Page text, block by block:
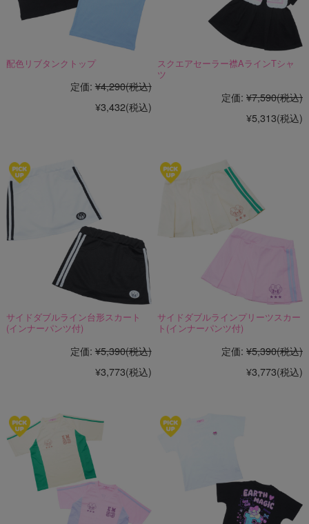
配色リブタンクトップ
定価: ¥4,290(税込)
¥3,432(税込)
スクエアセーラー襟AラインTシャ
ツ
定価: ¥7,590(税込)
¥5,313(税込)
サイドダブルライン台形スカート
(インナーパンツ付)
定価: ¥5,390(税込)
¥3,773(税込)
サイドダブルラインプリーツスカー
ト(インナーパンツ付)
定価: ¥5,390(税込)
¥3,773(税込)